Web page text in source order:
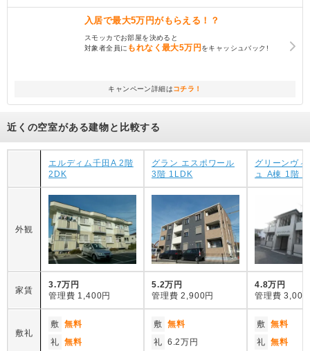
入居で最大5万円がもらえる！？
スモッカでお部屋を決めると
対象者全員に もれなく最大5万円 をキャッシュバック!
キャンペーン詳細はコチラ！
近くの空室がある建物と比較する
エルディム千田A 2階
2DK
グラン エスポワール
3階 1LDK
グリーンヴィ
ュ A棟 1階
外観
家賃
3.7万円
管理費 1,400円
5.2万円
管理費 2,900円
4.8万円
管理費 3,000
敷礼
敷 無料
礼 無料
敷 無料
礼 6.2万円
敷 無料
礼 無料